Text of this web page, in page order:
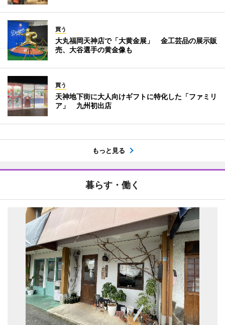
買う
大丸福岡天神店で「大黄金展」 金工芸品の展示販
売、大谷選手の黄金像も
買う
天神地下街に大人向けギフトに特化した「ファミリ
ア」 九州初出店
もっと見る
暮らす・働く